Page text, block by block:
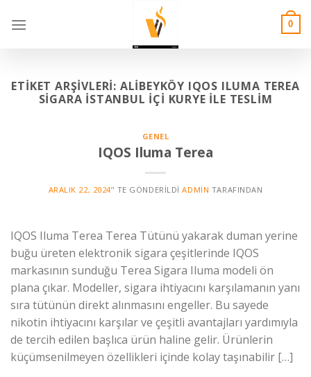
0
ETIKET ARŞIVLERI: ALIBEYKÖY IQOS ILUMA TEREA
SIGARA İSTANBUL İÇI KURYE İLE TESLIM
GENEL
IQOS Iluma Terea
ARALIK 22, 2024’' TE GÖNDERILDI ADMIN TARAFINDAN
IQOS Iluma Terea Terea Tütünü yakarak duman yerine
buğu üreten elektronik sigara çeşitlerinde IQOS
markasının sunduğu Terea Sigara Iluma modeli ön
plana çıkar. Modeller, sigara ihtiyacını karşılamanın yanı
sıra tütünün direkt alınmasını engeller. Bu sayede
nikotin ihtiyacını karşılar ve çeşitli avantajları yardımıyla
de tercih edilen başlıca ürün haline gelir. Ürünlerin
küçümsenilmeyen özellikleri içinde kolay taşınabilir […]